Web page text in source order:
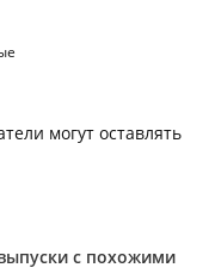
могут оставлять
с похожими